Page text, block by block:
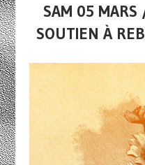
SAM 05
SOUTIEN À